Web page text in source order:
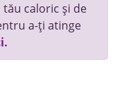
tău caloric și de
a-ți atinge